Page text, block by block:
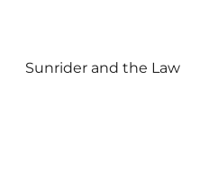
Sunrider and the Law